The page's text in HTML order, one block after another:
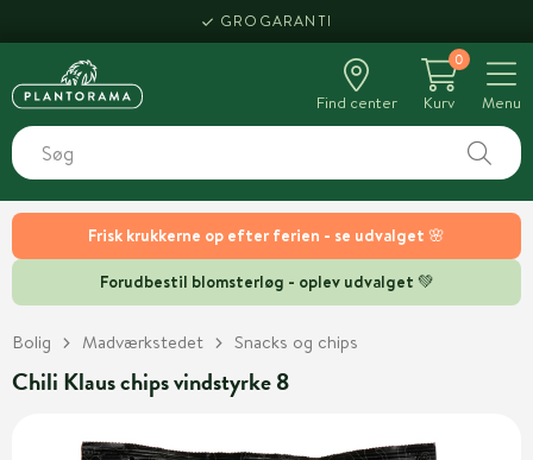
Frisk krukkerne op efter ferien - se udvalget 🌸
Forudbestil blomsterløg - oplev udvalget 💚
GROGARANTI
Find center
0
Kurv
Menu
Bolig Madværkstedet Snacks og chips
Chili Klaus chips vindstyrke 8